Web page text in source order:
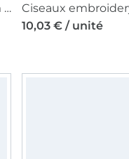
6 Aiguilles à broder Prym N°18-22 avec pointe pointue, couleur argent
10,03 € / unité